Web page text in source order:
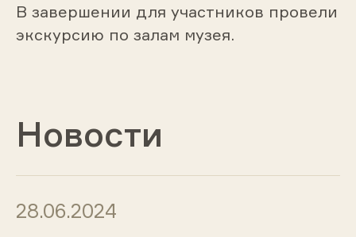
В завершении для участников провели
экскурсию по залам музея.
Новости
28.06.2024